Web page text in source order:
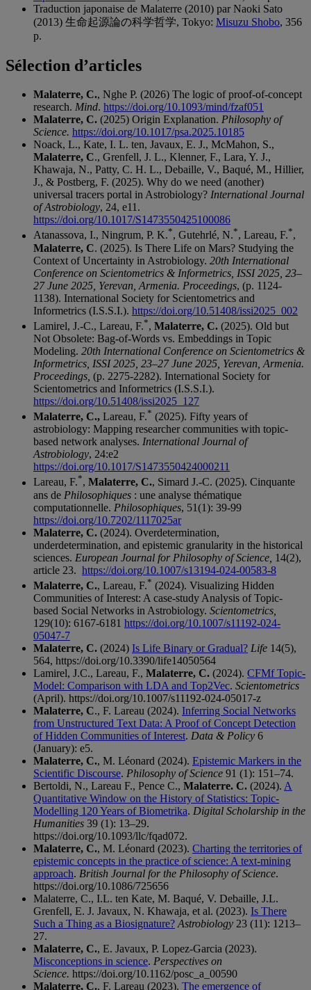
Traduction japonaise de Malaterre (2010) par Naoki Sato
(2013) 生命起源論の科学哲学, Tokyo: Misuzu Shobo, 356
p.
Sélection d’articles
Malaterre, C., Nghe P. (2026) The logic of proof-of-concept
research. Mind. https://doi.org/10.1093/mind/fzaf051
Malaterre, C. (2025) Origin Explanation. Philosophy of
Science. https://doi.org/10.1017/psa.2025.10185
Noack, L., Kate, I. L. ten, Javaux, E. J., McMahon, S.,
Malaterre, C., Grenfell, J. L., Klenner, F., Lara, Y. J.,
Khawaja, N., Patty, C. H. L., Debaille, V., Baqué, M., Hillier,
J., & Postberg, F. (2025). Why do we need (another)
universal tracers portal in Astrobiology? International Journal
of Astrobiology, 24, e11.
https://doi.org/10.1017/S1473550425100086
Atanassova, I., Ningrum, P. K.*, Gutehrlé, N.*, Lareau, F.*,
Malaterre, C. (2025). Is There Life on Mars? Studying the
Context of Uncertainty in Astrobiology. 20th International
Conference on Scientometrics & Informetrics, ISSI 2025, 23–
27 June 2025, Yerevan, Armenia. Proceedings, (p. 1124-
1138). International Society for Scientometrics and
Informetrics (I.S.S.I.). https://doi.org/10.51408/issi2025_002
Lamirel, J.-C., Lareau, F.*, Malaterre, C. (2025). Old but
Not Obsolete: Bag-of-Words vs. Embeddings in Topic
Modeling. 20th International Conference on Scientometrics &
Informetrics, ISSI 2025, 23–27 June 2025, Yerevan, Armenia.
Proceedings, (p. 2275-2282). International Society for
Scientometrics and Informetrics (I.S.S.I.).
https://doi.org/10.51408/issi2025_127
Malaterre, C., Lareau, F.* (2025). Fifty years of
astrobiology: Mapping researcher communities with topic-
based network analyses. International Journal of
Astrobiology, 24:e2
https://doi.org/10.1017/S1473550424000211
Lareau, F.*, Malaterre, C., Simard J.-C. (2025). Cinquante
ans de Philosophiques : une analyse thématique
computationnelle. Philosophiques, 51(1): 39-99
https://doi.org/10.7202/1117025ar
Malaterre, C. (2024). Overdetermination,
underdetermination, and epistemic granularity in the historical
sciences. European Journal for Philosophy of Science, 14(2),
article 23. https://doi.org/10.1007/s13194-024-00583-8
Malaterre, C., Lareau, F.* (2024). Visualizing Hidden
Communities of Interest: A case-study Analysis of Topic-
based Social Networks in Astrobiology. Scientometrics,
129(10): 6167-6181 https://doi.org/10.1007/s11192-024-
05047-7
Malaterre, C. (2024) Is Life Binary or Gradual? Life 14(5),
564, https://doi.org/10.3390/life14050564
Lamirel, J.C., Lareau, F., Malaterre, C. (2024). CFMf Topic-
Model: Comparison with LDA and Top2Vec. Scientometrics
(April). https://doi.org/10.1007/s11192-024-05017-z
Malaterre, C., F. Lareau (2024). Inferring Social Networks
from Unstructured Text Data: A Proof of Concept Detection
of Hidden Communities of Interest. Data & Policy 6
(January): e5.
Malaterre, C., M. Léonard (2024). Epistemic Markers in the
Scientific Discourse. Philosophy of Science 91 (1): 151–74.
Bertoldi, N., Lareau F., Pence C., Malaterre. C. (2024). A
Quantitative Window on the History of Statistics: Topic-
Modelling 120 Years of Biometrika. Digital Scholarship in the
Humanities 39 (1): 13–29.
https://doi.org/10.1093/llc/fqad072.
Malaterre, C., M. Léonard (2023). Charting the territories of
epistemic concepts in the practice of science: A text-mining
approach. British Journal for the Philosophy of Science.
https://doi.org/10.1086/725656
Malaterre, C., I.L. ten Kate, M. Baqué, V. Debaille, J.L.
Grenfell, E. J. Javaux, N. Khawaja, et al. (2023). Is There
Such a Thing as a Biosignature? Astrobiology 23 (11): 1213–
27.
Malaterre, C., E. Javaux, P. Lopez-Garcia (2023).
Misconceptions in science. Perspectives on
Science. https://doi.org/10.1162/posc_a_00590
Malaterre, C., F. Lareau (2023). The emergence of